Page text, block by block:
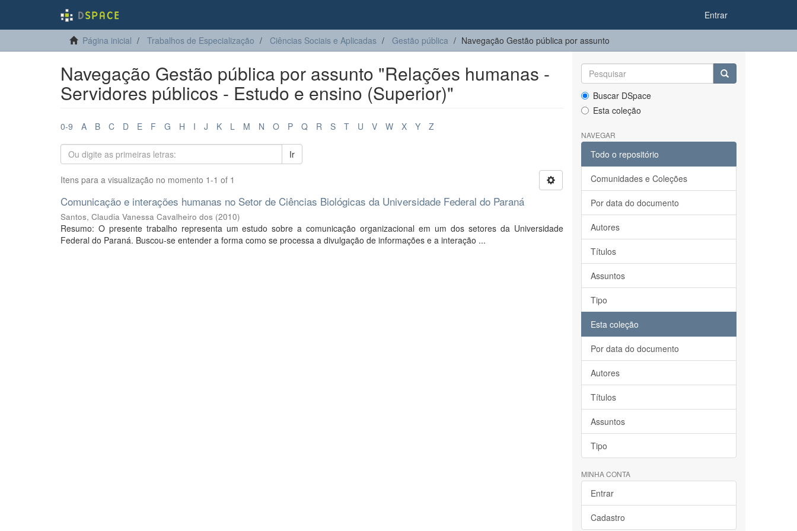
Entrar
Página inicial Trabalhos de Especialização Ciências Sociais e Aplicadas Gestão pública Navegação Gestão pública por assunto
Navegação Gestão pública por assunto "Relações humanas -
Servidores públicos - Estudo e ensino (Superior)"
0-9 A B C D E F G H I J K L M N O P Q R S T U V W X Y Z
Ir
Itens para a visualização no momento 1-1 of 1
Comunicação e interações humanas no Setor de Ciências Biológicas da Universidade Federal do Paraná
Santos, Claudia Vanessa Cavalheiro dos (2010)
Resumo: O presente trabalho representa um estudo sobre a comunicação organizacional em um dos setores da Universidade
Federal do Paraná. Buscou-se entender a forma como se processa a divulgação de informações e a interação ...
Buscar DSpace
Esta coleção
NAVEGAR
Todo o repositório
Comunidades e Coleções
Por data do documento
Autores
Títulos
Assuntos
Tipo
Esta coleção
Por data do documento
Autores
Títulos
Assuntos
Tipo
MINHA CONTA
Entrar
Cadastro